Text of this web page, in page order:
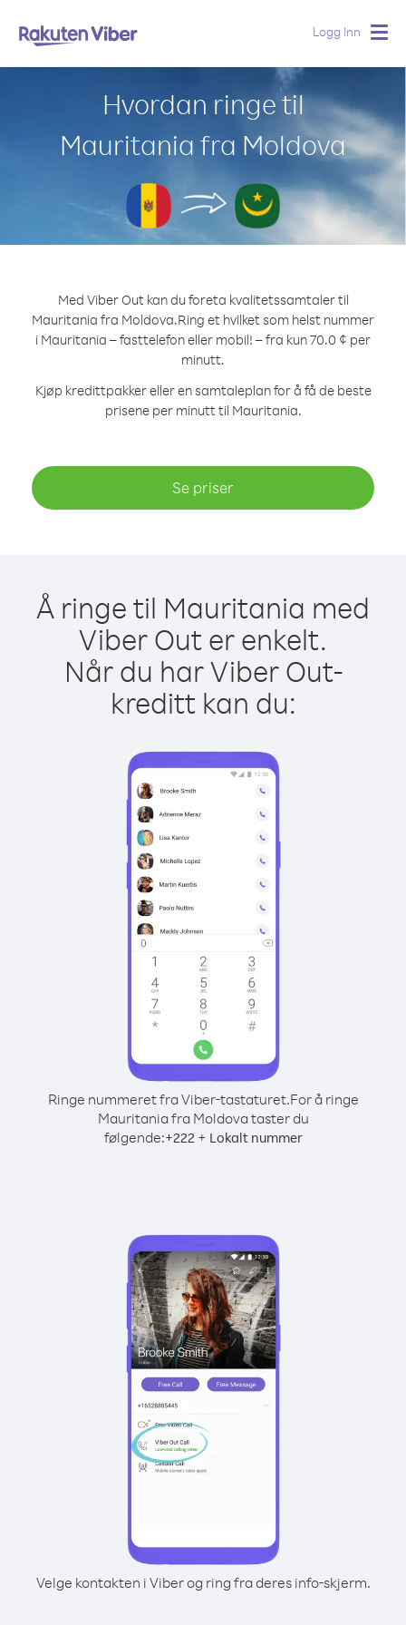
Logg Inn
Hvordan ringe til
Mauritania fra Moldova
Med Viber Out kan du foreta kvalitetssamtaler til
Mauritania fra Moldova.Ring et hvilket som helst nummer
i Mauritania – fasttelefon eller mobil! – fra kun 70.0 ¢ per
minutt.
Kjøp kredittpakker eller en samtaleplan for å få de beste
prisene per minutt til Mauritania.
Se priser
Å ringe til Mauritania med
Viber Out er enkelt.
Når du har Viber Out-
kreditt kan du:
Ringe nummeret fra Viber-tastaturet.For å ringe
Mauritania fra Moldova taster du
følgende:+222+ Lokalt nummer
Velge kontakten i Viber og ring fra deres info-skjerm.